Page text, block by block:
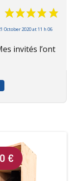
October 2020 at 11 h 06
invités l’ont
€